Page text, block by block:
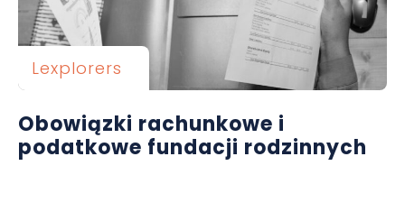
Lexplorers
Obowiązki rachunkowe i
podatkowe fundacji rodzinnych